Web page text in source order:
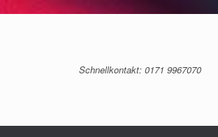
Schnellkontakt: 0171 9967070‬